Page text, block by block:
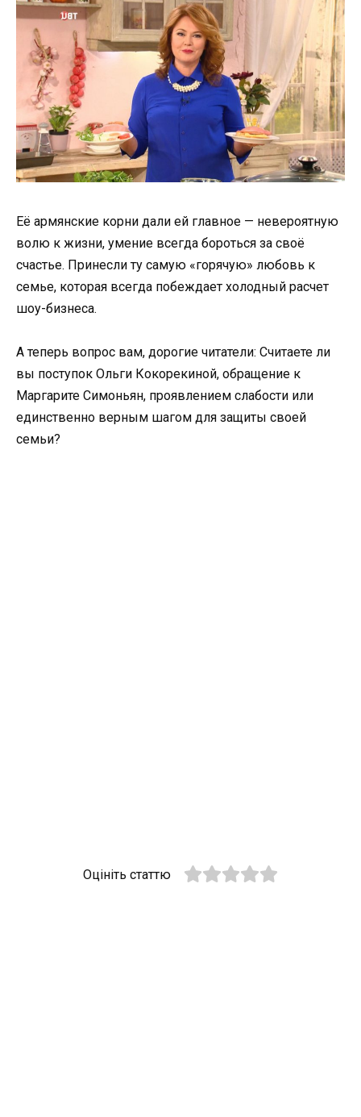
Её армянские корни дали ей главное — невероятную
волю к жизни, умение всегда бороться за своё
счастье. Принесли ту самую «горячую» любовь к
семье, которая всегда побеждает холодный расчет
шоу-бизнеса.
А теперь вопрос вам, дорогие читатели: Считаете ли
вы поступок Ольги Кокорекиной, обращение к
Маргарите Симоньян, проявлением слабости или
единственно верным шагом для защиты своей
семьи?
Оцініть статтю